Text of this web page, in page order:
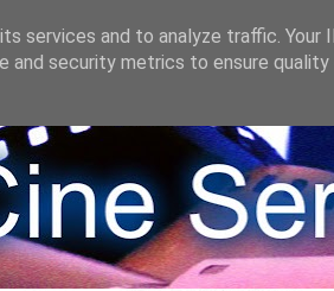
services and to analyze traffic. Your
and security metrics to ensure